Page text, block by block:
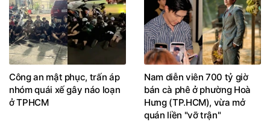
Công an mật phục, trấn áp
nhóm quái xế gây náo loạn
ở TPHCM
Nam diễn viên 700 tỷ giờ
bán cà phê ở phường Hoà
Hưng (TP.HCM), vừa mở
quán liền "vỡ trận"